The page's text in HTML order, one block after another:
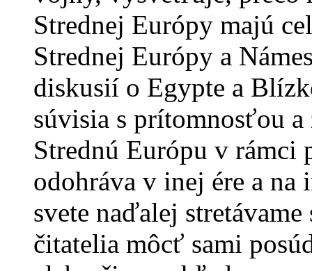
Strednej Európy majú
Strednej Európy a
diskusií o Egypte a
súvisia s prítomnosťou
Strednú Európu v rámci
odohráva v inej ére a na
svete naďalej
čitatelia môcť sami